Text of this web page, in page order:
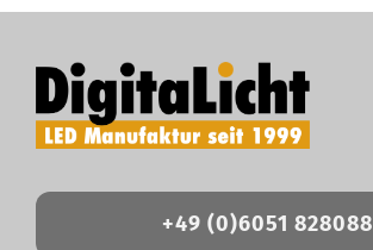
+49 (0)6051 828088